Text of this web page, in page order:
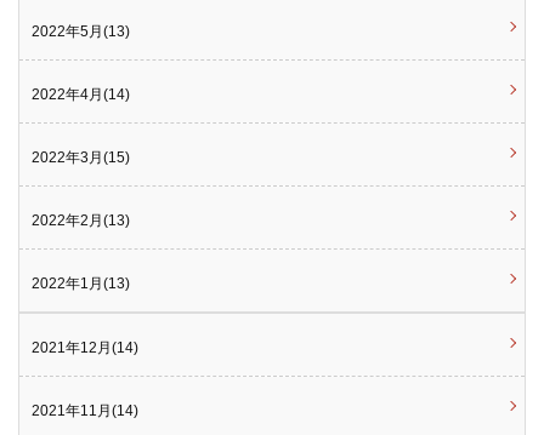
2022年5月(13)
2022年4月(14)
2022年3月(15)
2022年2月(13)
2022年1月(13)
2021年12月(14)
2021年11月(14)